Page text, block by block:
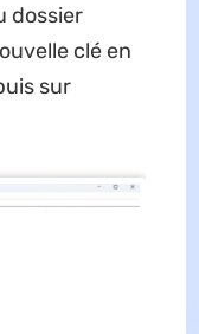
dossier
clé en
sur